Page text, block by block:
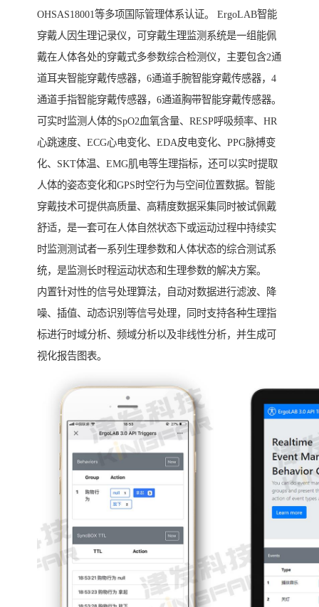
OHSAS18001等多项国际管理体系认证。 ErgoLAB智能
穿戴人因生理记录仪，可穿戴生理监测系统是一组能佩
戴在人体各处的穿戴式多参数综合检测仪，主要包含2通
道耳夹智能穿戴传感器，6通道手腕智能穿戴传感器，4
通道手指智能穿戴传感器，6通道胸带智能穿戴传感器。
可实时监测人体的SpO2血氧含量、RESP呼吸频率、HR
心跳速度、ECG心电变化、EDA皮电变化、PPG脉搏变
化、SKT体温、EMG肌电等生理指标，还可以实时提取
人体的姿态变化和GPS时空行为与空间位置数据。智能
穿戴技术可提供高质量、高精度数据采集同时被试佩戴
舒适，是一套可在人体自然状态下或运动过程中持续实
时监测测试者一系列生理参数和人体状态的综合测试系
统，是监测长时程运动状态和生理参数的解决方案。
内置针对性的信号处理算法，自动对数据进行滤波、降
噪、插值、动态识别等信号处理，同时支持各种生理指
标进行时域分析、频域分析以及非线性分析，并生成可
视化报告图表。